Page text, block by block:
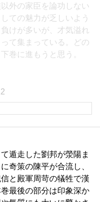
外の家臣を論功しない
ての魅力が乏しいよう
けが多いが、才気溢れ
て集まっている。どの
巻に進もうと思う。
遁走した劉邦が滎陽ま
奇策の陳平が合流し、
と殿軍周苛の犠牲で漢
最後の部分は印象深か